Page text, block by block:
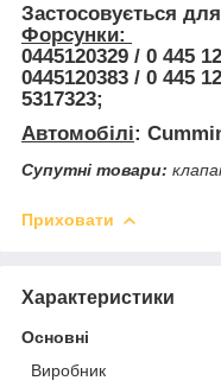
Застосовується
Форсунки:
0445120329 / 0 445
0445120383 / 0 445
5317323;
Автомобілі:
Супутні товари:
Приховати
Характеристики
Основні
Виробник